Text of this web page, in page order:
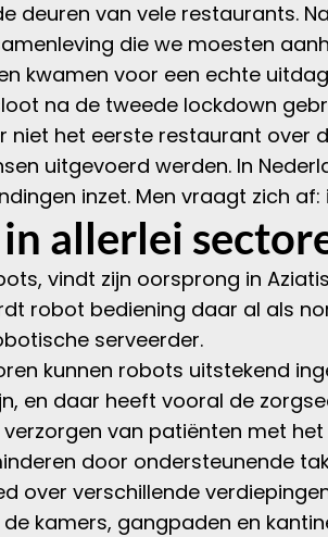
deuren van vele restaurants.
die we moesten
kwamen voor een echte
na de tweede lockdown
niet het eerste restaurant over
uitgevoerd werden. In
inzet. Men vraagt zich
allerlei
vindt zijn oorsprong in
robot bediening daar al als
serveerder.
kunnen robots uitstekend
en daar heeft vooral de
van patiënten met
door ondersteunende
over verschillende
kamers, gangpaden en